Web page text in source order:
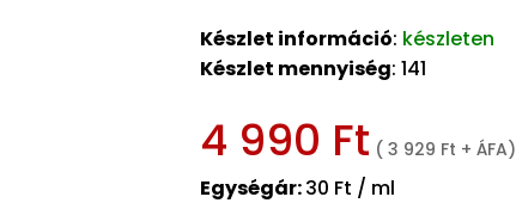
Készlet információ: készleten
Készlet mennyiség: 141
4 990 Ft ( 3 929 Ft + ÁFA)
Egységár:30 Ft / ml